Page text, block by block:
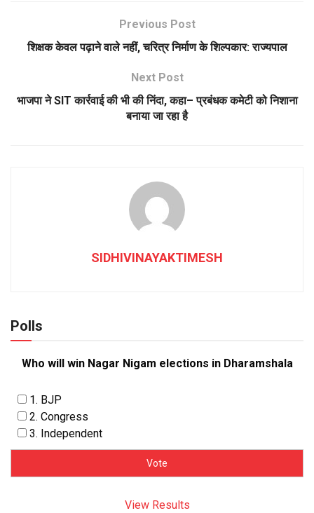
Previous Post
शिक्षक केवल पढ़ाने वाले नहीं, चरित्र निर्माण के शिल्पकार: राज्यपाल
Next Post
भाजपा ने SIT कार्रवाई की भी की निंदा, कहा– प्रबंधक कमेटी को निशाना
बनाया जा रहा है
SIDHIVINAYAKTIMESH
Polls
Who will win Nagar Nigam elections in Dharamshala
1. BJP
2. Congress
3. Independent
View Results